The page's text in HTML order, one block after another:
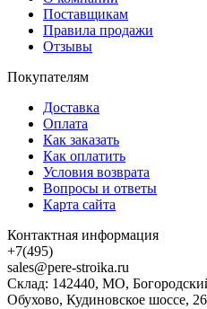
Поставщикам
Правила продажи
Отзывы
Покупателям
Доставка
Оплата
Как заказать
Как оплатить
Условия возврата
Вопросы и ответы
Карта сайта
Контактная информация
+7(495)
sales@pere-stroika.ru
Склад: 142440, МО,
Обухово, Кудиновское шоссе, 26